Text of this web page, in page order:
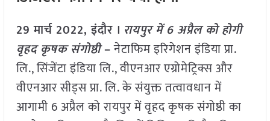
29 मार्च 2022, इंदौर । रायपुर में 6 अप्रैल को होगी
वृहद कृषक संगोष्ठी–नेटाफिम इरिगेशन इंडिया प्रा.
लि., सिंजेंटा इंडिया लि., वीएनआर एग्रोमेट्रिक्स और
वीएनआर सीड्स प्रा. लि. के संयुक्त तत्वावधान में
आगामी 6 अप्रैल को रायपुर में वृहद कृषक संगोष्ठी का